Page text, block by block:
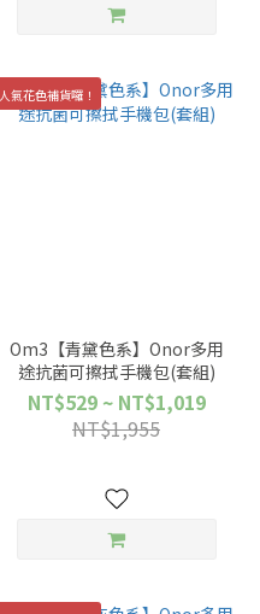
人氣花色補貨囉！
Om3【青黛色系】Onor多用
途抗菌可擦拭手機包(套組)
NT$529 ~ NT$1,019
NT$1,955